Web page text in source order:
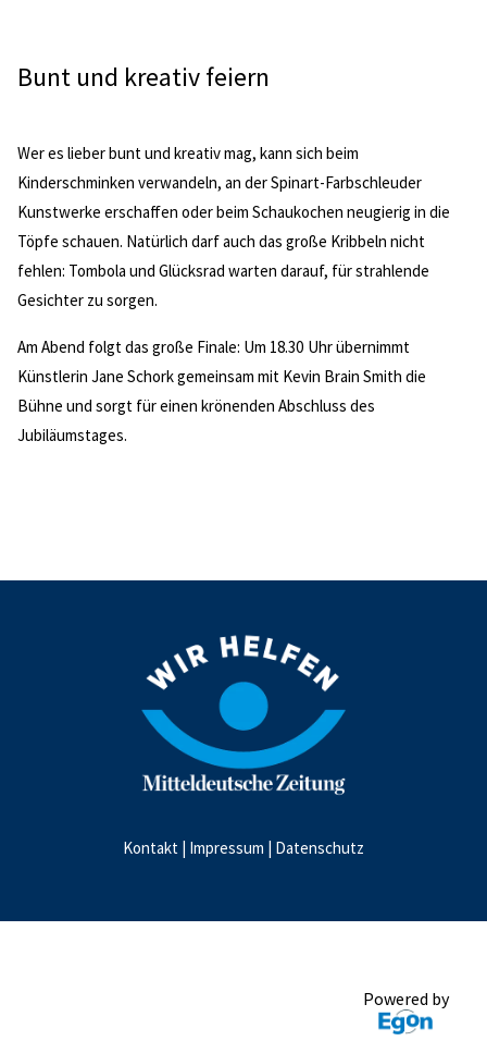
Bunt und kreativ feiern
Wer es lieber bunt und kreativ mag, kann sich beim
Kinderschminken verwandeln, an der Spinart-Farbschleuder
Kunstwerke erschaffen oder beim Schaukochen neugierig in die
Töpfe schauen. Natürlich darf auch das große Kribbeln nicht
fehlen: Tombola und Glücksrad warten darauf, für strahlende
Gesichter zu sorgen.
Am Abend folgt das große Finale: Um 18.30 Uhr übernimmt
Künstlerin Jane Schork gemeinsam mit Kevin Brain Smith die
Bühne und sorgt für einen krönenden Abschluss des
Jubiläumstages.
Kontakt Impressum Datenschutz
Powered by